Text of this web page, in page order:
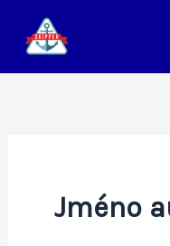
Přeskočit
obsah
Jméno